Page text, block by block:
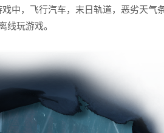
中，飞行汽车，末日轨道，恶劣天气
线玩游戏。